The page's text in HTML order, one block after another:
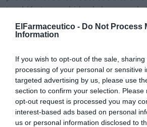
ElFarmaceutico - Do Not Process
Information
If you wish to opt-out of the sale,
processing of your personal or sensitive
targeted advertising by us, please use
section to confirm your selection.
opt-out request is processed you may
interest-based ads based on personal
us or personal information disclosed to
también tuvo cabida, de la mano de
encuentro de la salud bucal
de 4.000 profesionales del sector,
Además del lanzamiento de la
Perio·Aid, DENTAID a través de un
expositora transmitió la
interproximal con productos
diseñados, como Interprox o sedas y